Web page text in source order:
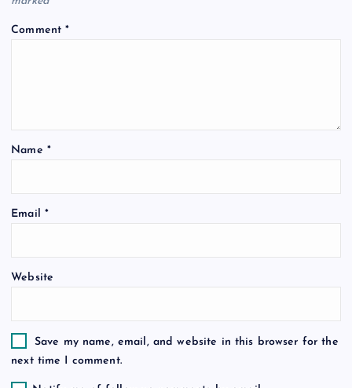
i
i
o
Comment*
Name *
Email *
Website
Save my name, email, and website in this browser for the
next time I comment.